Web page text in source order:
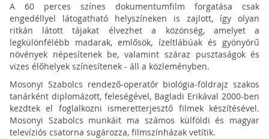
A 60 perces színes dokumentumfilm forgatása csak
engedéllyel látogatható helyszíneken is zajlott, így olyan
ritkán látott tájakat élvezhet a közönség, amelyet a
legkülönfélébb madarak, emlősök, ízeltlábúak és gyönyörű
növények népesítenek be, valamint száraz pusztaságok és
vizes élőhelyek színesítenek - áll a közleményben.
Mosonyi Szabolcs rendező-operatőr biológia-földrajz szakos
tanárként diplomázott, feleségével, Bagladi Erikával 2000-ben
kezdtek el foglalkozni ismeretterjesztő filmek készítésével.
Mosonyi Szabolcs munkáit ma számos külföldi és magyar
televíziós csatorna sugározza, filmszínházak vetítik.